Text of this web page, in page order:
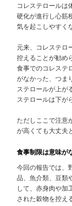
コレステロールは
硬化が進行し心筋
気を起こしやすく
元来、コレステロ
控えることが勧め
食事でのコレステ
がなかった、つま
ステロールが上が
ステロールは下が
ただしここで注意
が高くても大丈夫
食事制限は意味が
今回の報告では、
品、魚介類、豆類
して、赤身肉や加
された穀物を控え